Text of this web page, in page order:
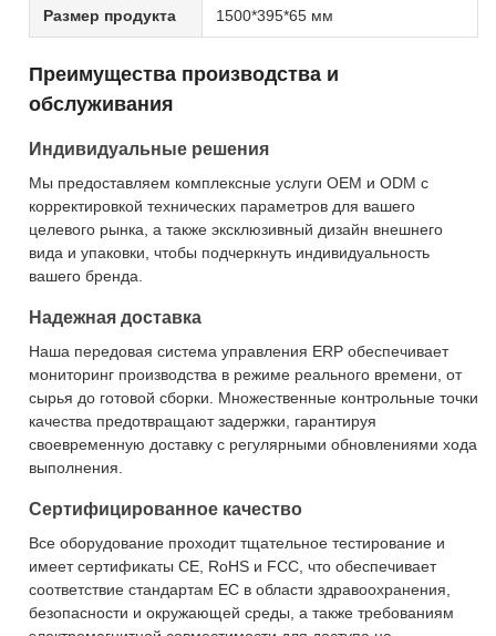
Размер продукта 1500*395*65 мм
Преимущества производства и
обслуживания
Индивидуальные решения
Мы предоставляем комплексные услуги OEM и ODM с
корректировкой технических параметров для вашего
целевого рынка, а также эксклюзивный дизайн внешнего
вида и упаковки, чтобы подчеркнуть индивидуальность
вашего бренда.
Надежная доставка
Наша передовая система управления ERP обеспечивает
мониторинг производства в режиме реального времени, от
сырья до готовой сборки. Множественные контрольные точки
качества предотвращают задержки, гарантируя
своевременную доставку с регулярными обновлениями хода
выполнения.
Сертифицированное качество
Все оборудование проходит тщательное тестирование и
имеет сертификаты CE, RoHS и FCC, что обеспечивает
соответствие стандартам ЕС в области здравоохранения,
безопасности и окружающей среды, а также требованиям